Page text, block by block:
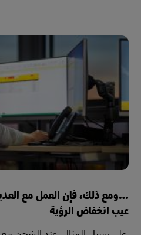
…ومع ذلك، فإن العمل مع
عيب انخفاض الرؤية